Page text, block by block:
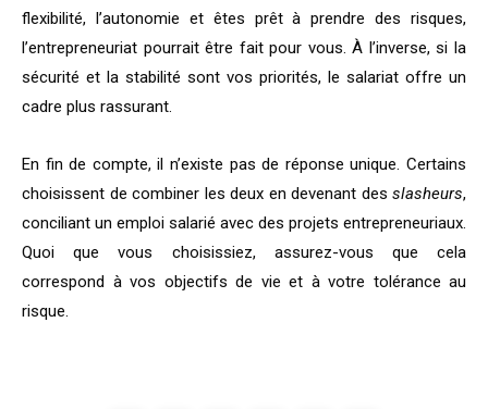
flexibilité, l’autonomie et êtes prêt à prendre des risques,
l’entrepreneuriat pourrait être fait pour vous. À l’inverse, si la
sécurité et la stabilité sont vos priorités, le salariat offre un
cadre plus rassurant.
En fin de compte, il n’existe pas de réponse unique. Certains
choisissent de combiner les deux en devenant des slasheurs,
conciliant un emploi salarié avec des projets entrepreneuriaux.
Quoi que vous choisissiez, assurez-vous que cela
correspond à vos objectifs de vie et à votre tolérance au
risque.